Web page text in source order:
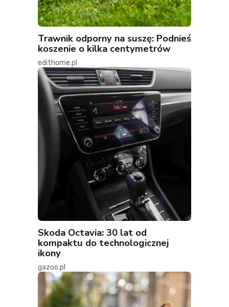
Trawnik odporny na suszę: Podnieś
koszenie o kilka centymetrów
edithome.pl
Skoda Octavia: 30 lat od
kompaktu do technologicznej
ikony
gazoo.pl